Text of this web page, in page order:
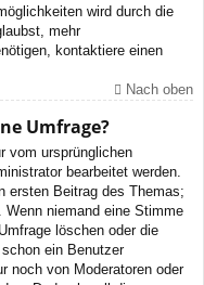
wird durch die
mehr
kontaktiere einen
Nach oben
Umfrage?
vom ursprünglichen
bearbeitet werden.
ersten Beitrag des Themas;
niemand eine Stimme
löschen oder die
ein Benutzer
noch von Moderatoren oder